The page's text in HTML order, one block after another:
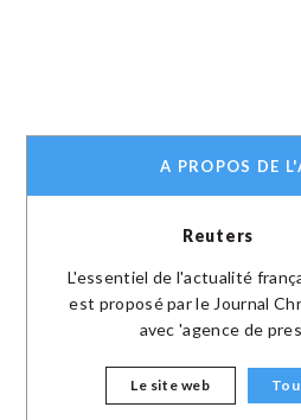
A PROPOS DE
Reuters
L'essentiel de l'actualité
est proposé par le Journal
avec 'agence de
Le site web